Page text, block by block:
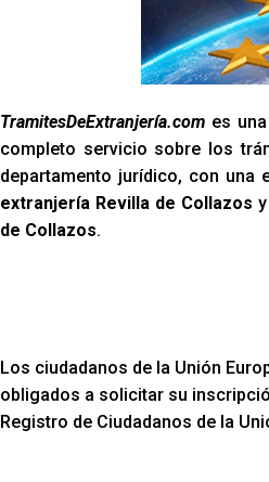
TramitesDeExtranjería.comes una
completo servicio sobre los
departamento jurídico, con una
extranjería Revilla de Collazos
de Collazos.
Los ciudadanos de la Unión
obligados a solicitar su
Registro de Ciudadanos de la